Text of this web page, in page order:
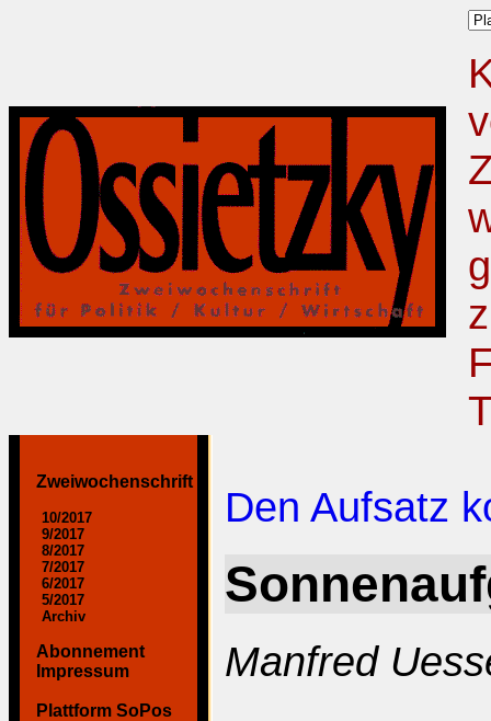
Zweiwochenschrift
10/2017
9/2017
8/2017
7/2017
6/2017
5/2017
Archiv
Abonnement
Impressum
Plattform SoPos
Den Aufsatz
Manfred